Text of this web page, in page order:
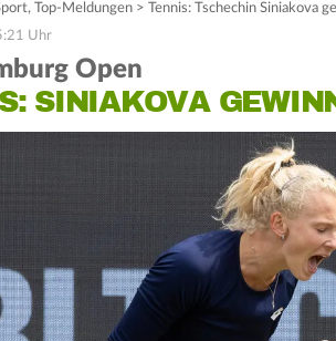
, Top-Meldungen > Tennis: Tschechin Siniakova
Uhr
Open
SINIAKOVA